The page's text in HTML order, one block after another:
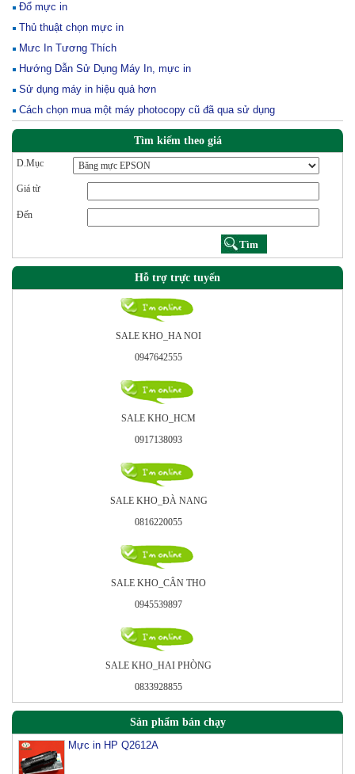
Đổ mực in
Thủ thuật chọn mực in
Mưc In Tương Thích
Hướng Dẫn Sử Dụng Máy In, mực in
Sử dụng máy in hiệu quả hơn
Cách chọn mua một máy photocopy cũ đã qua sử dụng
Tìm kiếm theo giá
D.Mục
Giá từ
Đến
Hỗ trợ trực tuyến
SALE KHO_HA NOI
0947642555
SALE KHO_HCM
0917138093
SALE KHO_ÐÀ NANG
0816220055
SALE KHO_CÂN THO
0945539897
SALE KHO_HAI PHÒNG
0833928855
Sản phẩm bán chạy
Mực in HP Q2612A